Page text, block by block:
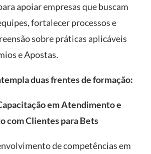
apoiar empresas que buscam
fortalecer processos e
sobre práticas aplicáveis
e Apostas.
duas frentes de formação:
em Atendimento e
com Clientes para Bets
de competências em